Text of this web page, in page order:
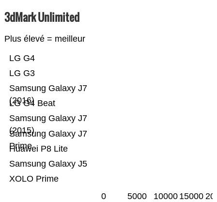
3dMark Unlimited
Plus élevé = meilleur
XOLO Prime
Samsung Galaxy J5
Huawei P8 Lite
Samsung Galaxy J7
Prime
Samsung Galaxy J7
(2015)
LG G4 Beat
Samsung Galaxy J7
(2016)
LG G3
LG G4
0 5000 10000 15000